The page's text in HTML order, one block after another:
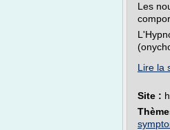
Les
Lire la
Site :